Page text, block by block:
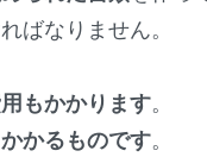
ばなりません。
もかかります。
かるものです。